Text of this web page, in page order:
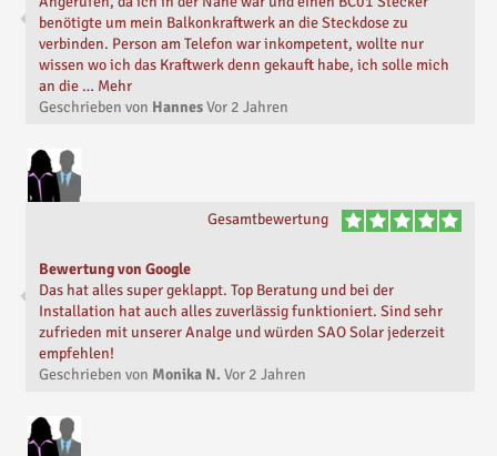
benötigte um mein Balkonkraftwerk an die Steckdose zu
verbinden. Person am Telefon war inkompetent, wollte nur
wissen wo ich das Kraftwerk denn gekauft habe, ich solle mich
an die … Mehr
Geschrieben von HannesVor 2 Jahren
Gesamtbewertung
Bewertung von Google
Das hat alles super geklappt. Top Beratung und bei der
Installation hat auch alles zuverlässig funktioniert. Sind sehr
zufrieden mit unserer Analge und würden SAO Solar jederzeit
empfehlen!
Geschrieben von Monika N. Vor 2 Jahren